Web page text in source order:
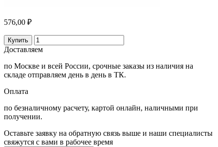
576,00 ₽
Купить
Доставляем
по Москве и всей России, срочные заказы из наличия на
складе отправляем день в день в ТК.
Оплата
по безналичному расчету, картой онлайн, наличными при
получении.
Оставьте заявку на обратную связь выше и наши специалисты
свяжутся с вами в рабочее время